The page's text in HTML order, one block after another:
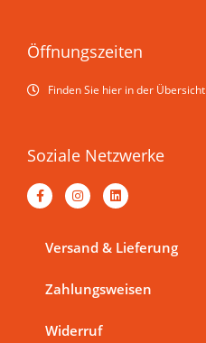
Öffnungszeiten
Finden Sie hier in der Übersicht
Soziale Netzwerke
F
a
c
I
n
s
g
m
L
i
n
d
Versand & Lieferung
Zahlungsweisen
Widerruf